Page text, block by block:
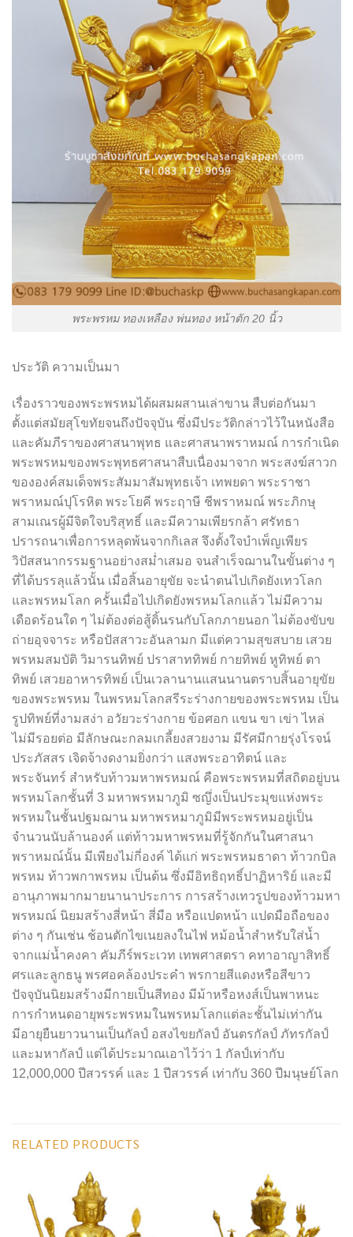
พระพรหม ทองเหลือง พ่นทอง หน้าตัก 20 นิ้ว
ประวัติ ความเป็นมา
เรื่องราวของพระพรหมได้ผสมผสานเล่าขาน สืบต่อกันมา
ตั้งแต่สมัยสุโขทัยจนถึงปัจจุบัน ซึ่งมีประวัติกล่าวไว้ในหนังสือ
และคัมภีราของศาสนาพุทธ และศาสนาพราหมณ์ การกำเนิด
พระพรหมของพระพุทธศาสนาสืบเนื่องมาจาก พระสงฆ์สาวก
ขององค์สมเด็จพระสัมมาสัมพุทธเจ้า เทพยดา พระราชา
พราหมณ์ปุโรหิต พระโยคี พระฤาษี ชีพราหมณ์ พระภิกษุ
สามเณรผู้มีจิตใจบริสุทธิ์ และมีความเพียรกล้า ศรัทธา
ปรารถนาเพื่อการหลุดพ้นจากกิเลส จึงตั้งใจบำเพ็ญเพียร
วิปัสสนากรรมฐานอย่างสม่ำเสมอ จนสำเร็จฌานในขั้นต่าง ๆ
ที่ได้บรรลุแล้วนั้น เมื่อสิ้นอายุขัย จะนำตนไปเกิดยังเทวโลก
และพรหมโลก ครั้นเมื่อไปเกิดยังพรหมโลกแล้ว ไม่มีความ
เดือดร้อนใด ๆ ไม่ต้องต่อสู้ดิ้นรนกับโลกภายนอก ไม่ต้องขับข
ถ่ายอุจจาระ หรือปัสสาวะอันลามก มีแต่ความสุขสบาย เสวย
พรหมสมบัติ วิมารนทิพย์ ปราสาททิพย์ กายทิพย์ หูทิพย์ ตา
ทิพย์ เสวยอาหารทิพย์ เป็นเวลานานแสนนานตราบสิ้นอายุขัย
ของพระพรหม ในพรหมโลกสรีระร่างกายของพระพรหม เป็น
รูปทิพย์ที่งามสง่า อวัยวะร่างกาย ข้อศอก แขน ขา เข่า ไหล่
ไม่มีรอยต่อ มีลักษณะกลมเกลี้ยงสวยงาม มีรัศมีกายรุ่งโรจน์
ประภัสสร เจิดจ้างดงามยิ่งกว่า แสงพระอาทิตน์ และ
พระจันทร์ สำหรับท้าวมหาพรหมณ์ คือพระพรหมที่สถิตอยู่บน
พรหมโลกชั้นที่ 3 มหาพรหมาภูมิ ซญึ่งเป็นประมุขแห่งพระ
พรหมในชั้นปฐมฌาน มหาพรหมาภูมิมีพระพรหมอยู่เป็น
จำนวนนับล้านองค์ แต่ท้าวมหาพรหมที่รู้จักกันในศาสนา
พราหมณ์นั้น มีเพียงไม่กี่องค์ ได้แก่ พระพรหมธาดา ท้าวกบิล
พรหม ท้าวพกาพรหม เป็นต้น ซึ่งมีอิทธิฤทธิ์ปาฏิหาริย์ และมี
อานุภาพมากมายนานาประการ การสร้างเทวรูปของท้าวมหา
พรหมณ์ นิยมสร้างสี่หน้า สี่มือ หรือแปดหน้า แปดมือถือของ
ต่าง ๆ กันเช่น ช้อนตักไขเนยลงในไฟ หม้อน้ำสำหรับใส่น้ำ
จากแม่น้ำคงคา คัมภีร์พระเวท เทพศาสตรา คทาอาญาสิทธิ์
ศรและลูกธนู พรศอคล้องประคำ พรกายสีแดงหรือสีขาว
ปัจจุบันนิยมสร้างมีกายเป็นสีทอง มีม้าหรือหงส์เป็นพาหนะ
การกำหนดอายุพระพรหมในพรหมโลกแต่ละชั้นไม่เท่ากัน
มีอายุยืนยาวนานเป็นกัลป์ อสงไขยกัลป์ อันตรกัลป์ ภัทรกัลป์
และมหากัลป์ แต่ได้ประมาณเอาไว้ว่า 1 กัลป์เท่ากับ
12,000,000 ปีสวรรค์ และ 1 ปีสวรรค์ เท่ากับ 360 ปีมนุษย์โลก
RELATED PRODUCTS